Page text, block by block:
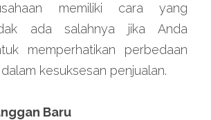
memiliki cara yang
ada salahnya jika Anda
memperhatikan perbedaan
kesuksesan penjualan.
Baru